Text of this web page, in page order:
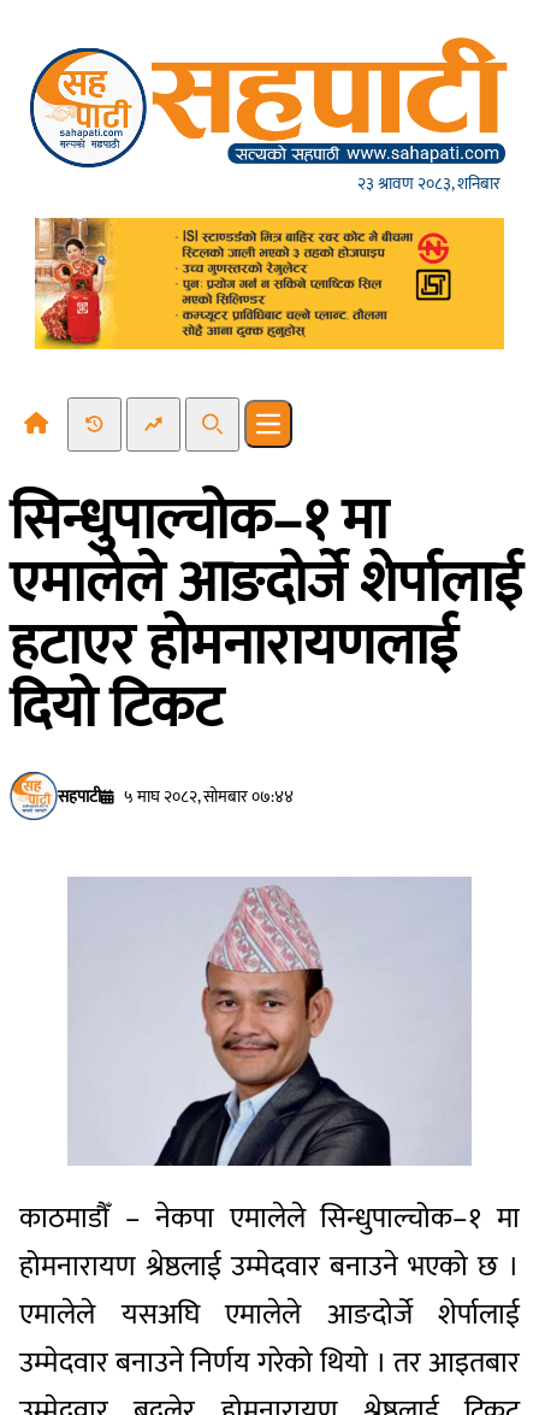
२३ श्रावण २०८३, शनिबार
Recent NewsTrending News
SearchOpen main menu
सिन्धुपाल्चोक–१ मा
एमालेले आङदोर्जे शेर्पालाई
हटाएर होमनारायणलाई
दियो टिकट
सहपाटी ५ माघ २०८२, सोमबार ०७:४४
काठमाडौँ – नेकपा एमालेले सिन्धुपाल्चोक–१ मा
होमनारायण श्रेष्ठलाई उम्मेदवार बनाउने भएको छ ।
एमालेले यसअघि एमालेले आङदोर्जे शेर्पालाई
उम्मेदवार बनाउने निर्णय गरेको थियो । तर आइतबार